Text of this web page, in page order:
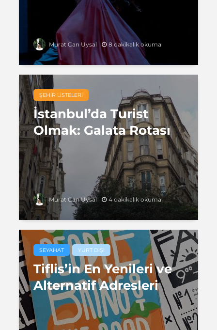
Murat Can Uysal 8 dakikalık okuma
ŞEHIR LISTELERI
İstanbul’da Turist
Olmak: Galata Rotası
Murat Can Uysal 4 dakikalık okuma
SEYAHAT YURT DIŞI
Tiflis’in En Yenileri ve
Alternatif Adresleri